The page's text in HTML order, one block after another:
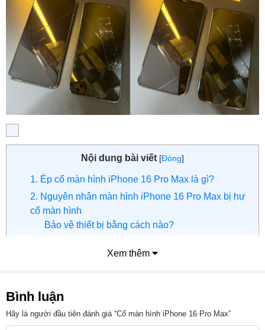
Nội dung bài viết [Đóng]
1. Ép cổ màn hình iPhone 16 Pro Max là gì?
2. Nguyên nhân màn hình iPhone 16 Pro Max bị hư
cổ màn hình
Bảo vệ thiết bị bằng cách nào?
5. Bảng giá ép cổ màn hình tại Viện Di Động
6. Tổng kết
Xem thêm
Bình luận
Hãy là người đầu tiên đánh giá “Cổ màn hình iPhone 16 Pro Max”